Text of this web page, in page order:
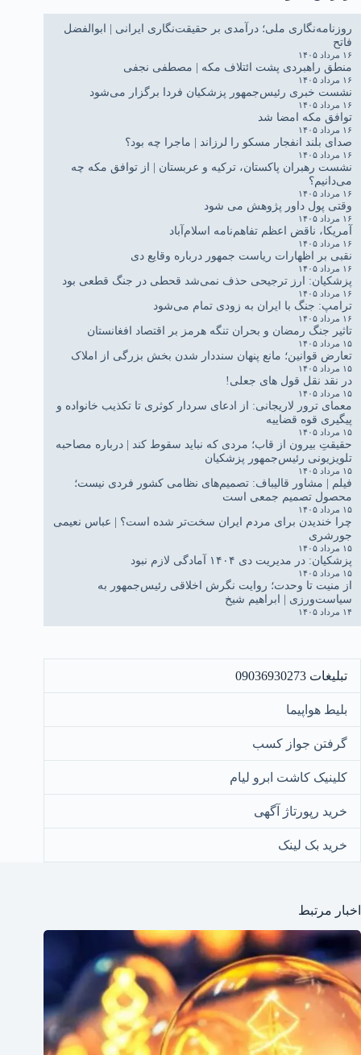
روزنامه‌نگاری ملی؛ درآمدی بر حقیقت‌نگاری ایرانی | ابوالفضل
فاتح
۱۶ مرداد ۱۴۰۵
منطق راهبردی پشت ائتلاف مکه | مصطفی نجفی
۱۶ مرداد ۱۴۰۵
نشست خبری رئیس‌جمهور پزشکیان فردا برگزار می‌شود
۱۶ مرداد ۱۴۰۵
توافق مکه امضا شد
۱۶ مرداد ۱۴۰۵
صدای بلند انفجار مسکو را لرزاند | ماجرا چه بود؟
۱۶ مرداد ۱۴۰۵
نشست رهبران پاکستان، ترکیه و عربستان | از توافق مکه چه
می‌دانیم؟
۱۶ مرداد ۱۴۰۵
وقتی پول داور پژوهش می شود
۱۶ مرداد ۱۴۰۵
آمریکا، ناقض اعظم تفاهم‌نامه اسلام‌آباد
۱۶ مرداد ۱۴۰۵
نقبی بر اظهارات ریاست جمهور درباره وقایع دی
۱۶ مرداد ۱۴۰۵
پزشکیان: ارز ترجیحی حذف نمی‌شد قحطی در جنگ قطعی بود
۱۶ مرداد ۱۴۰۵
ترامپ: جنگ با ایران به زودی تمام می‌شود
۱۶ مرداد ۱۴۰۵
تاثیر جنگ رمضان و بحران تنگه هرمز بر اقتصاد افغانستان
۱۵ مرداد ۱۴۰۵
تعارض قوانین؛ مانع پنهان سنددار شدن بخش بزرگی از املاک
۱۵ مرداد ۱۴۰۵
در نقد نقل قول های جعلی!
۱۵ مرداد ۱۴۰۵
معمای ترور لاریجانی: از ادعای سردار کوثری تا تکذیب خانواده و
پیگیری قوه قضاییه
۱۵ مرداد ۱۴۰۵
حقیقتِ بیرون از قاب؛ مردی که نباید سقوط کند | درباره مصاحبه
تلویزیونی رئیس‌جمهور پزشکیان
۱۵ مرداد ۱۴۰۵
فیلم | مشاور قالیباف: تصمیم‌های نظامی کشور فردی نیست؛
محصول تصمیم جمعی است
۱۵ مرداد ۱۴۰۵
چرا خندیدن برای مردم ایران سخت‌تر شده است؟ | عباس نعیمی
جورشری
۱۵ مرداد ۱۴۰۵
پزشکیان: در مدیریت دی ۱۴۰۴ آمادگی لازم نبود
۱۵ مرداد ۱۴۰۵
از منیت تا وحدت؛ روایت نگرش اخلاقی رئیس‌جمهور به
سیاست‌ورزی | ابراهیم شیخ
۱۴ مرداد ۱۴۰۵
تبلیغات 09036930273
بلیط هواپیما
گرفتن جواز کسب
کلینیک کاشت ابرو لیام
خرید رپورتاژ آگهی
خرید بک لینک
اخبار مرتبط